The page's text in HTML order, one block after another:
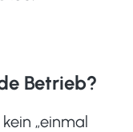
Betrieb?
„einmal